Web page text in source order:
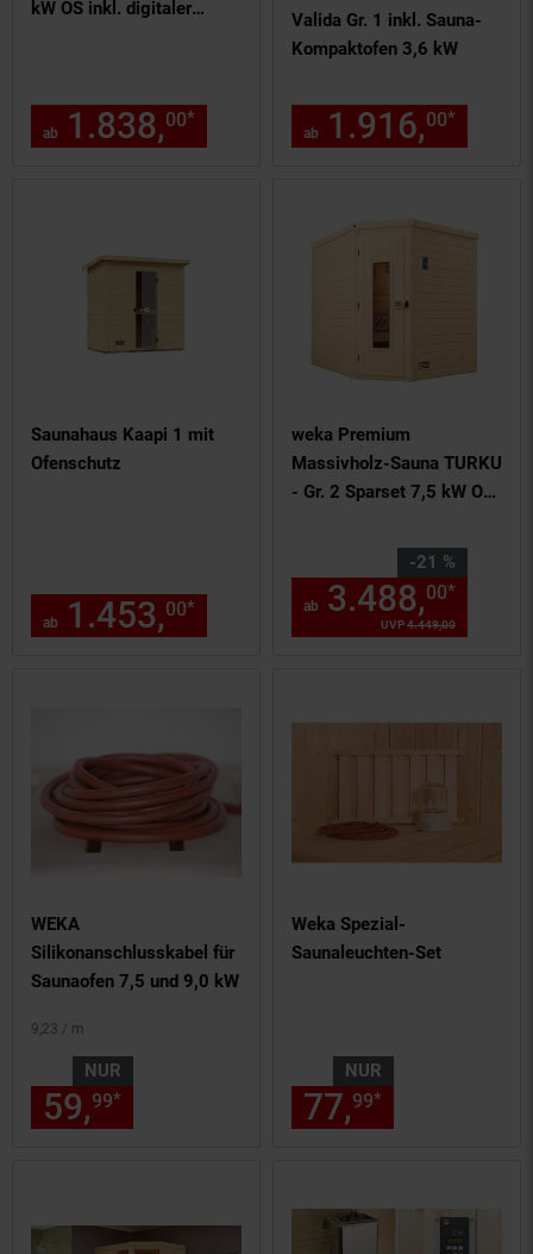
kW OS inkl. digitaler
ab 1.838,00* ab 1838,00 €
Valida Gr. 1 inkl. Sauna-
Kompaktofen 3,6 kW
ab 1.916,00*
Saunahaus Kaapi 1 mit
Ofenschutz
ab 1.453,00* ab 1453,00€
weka Premium
Massivholz-Sauna TURKU
- Gr. 2 Sparset 7,5 kW OS
Massivholztür
-21 %
Sie Sparen 21 Prozent,
UVP4.449,00
ab 3.488,00*
WEKA
Silikonanschlusskabel für
Saunaofen 7,5 und 9,0 kW
9,23 / m
NUR
59,99* € Sternchen
Weka Spezial-
Saunaleuchten-Set
NUR
77,99*